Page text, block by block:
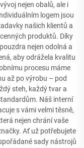
nejen obalů, ale i
logem jsou
našich klientů a
produktů. Díky
nejen odolná a
aby odrážela kvalitu
procesu máme
až po výrobu – pod
steh, každý tvar a
Náš interní
s vámi velmi těsně,
nejen chrání vaše
Ať už potřebujete
sady nástrojů